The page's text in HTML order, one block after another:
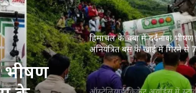
भीषण
हिमाचल के चंबा में दर्दनाक
अनियंत्रित बस के खाई में गिरने से
कई घायल